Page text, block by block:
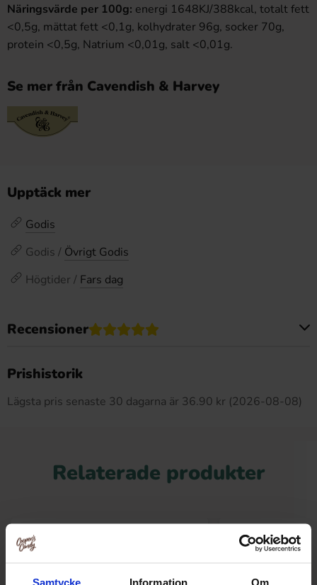
Samtycke Information Om
Näringsvärde per 100g: energi 1648KJ/388kcal, totalt fett
<0,5g, mättat fett <0,1g, kolhydrater 96g, socker 70g,
protein <0,5g, Natrium <0,01g, salt <0,01g.
Se mer från Cavendish & Harvey
Upptäck mer
Godis
Godis / Övrigt Godis
Högtider / Fars dag
Recensioner
Prishistorik
Lägsta pris senaste 30 dagarna är 36.90 kr (2026-08-08)
Relaterade produkter